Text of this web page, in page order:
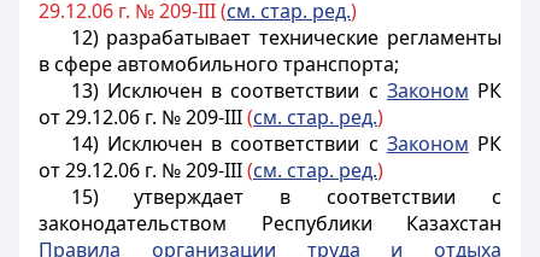
29.12.06 г. № 209-III (см. стар. ред.)
12) разрабатывает технические регламенты
в сфере автомобильного транспорта;
13) Исключен в соответствии с Законом РК
от 29.12.06 г. № 209-III(см. стар. ред.)
14) Исключен в соответствии с Законом РК
от 29.12.06 г. № 209-III(см. стар. ред.)
15) утверждает в соответствии с
законодательством Республики Казахстан
Правила организации труда и отдыха